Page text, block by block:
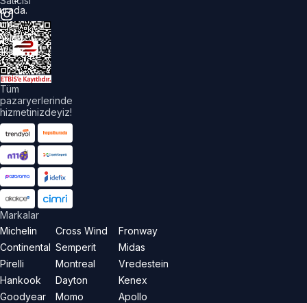
Tüm
pazaryerlerinde
hizmetinizdeyiz!
Markalar
Michelin
Continental
Pirelli
Hankook
Goodyear
Cross Wind
Semperit
Montreal
Dayton
Momo
Fronway
Midas
Vredestein
Kenex
Apollo